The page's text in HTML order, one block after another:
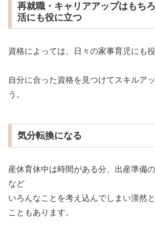
再就職・キャリアアップはもち
活にも役に立つ
資格によっては、日々の家事育児にも
自分に合った資格を見つけてスキルア
う。
気分転換になる
産休育休中は時間がある分、出産準備
など
いろんなことを考え込んでしまい漠然
こともあります。